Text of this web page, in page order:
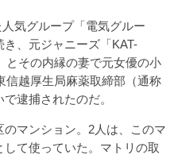
気グループ「電気グルー
、元ジャニーズ「KAT-
とその内縁の妻で元女優の小
信越厚生局麻薬取締部（通称
逮捕されたのだ。
のマンション。2人は、このマ
て使っていた。マトリの取